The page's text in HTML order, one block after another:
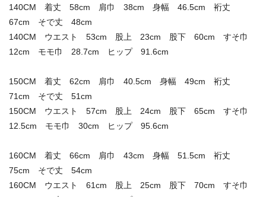
140CM 着丈 58cm 肩巾 38cm 身幅 46.5cm 裄丈
67cm そで丈 48cm
140CM ウエスト 53cm 股上 23cm 股下 60cm すそ巾
12cm モモ巾 28.7cm ヒップ 91.6cm
150CM 着丈 62cm 肩巾 40.5cm 身幅 49cm 裄丈
71cm そで丈 51cm
150CM ウエスト 57cm 股上 24cm 股下 65cm すそ巾
12.5cm モモ巾 30cm ヒップ 95.6cm
160CM 着丈 66cm 肩巾 43cm 身幅 51.5cm 裄丈
75cm そで丈 54cm
160CM ウエスト 61cm 股上 25cm 股下 70cm すそ巾